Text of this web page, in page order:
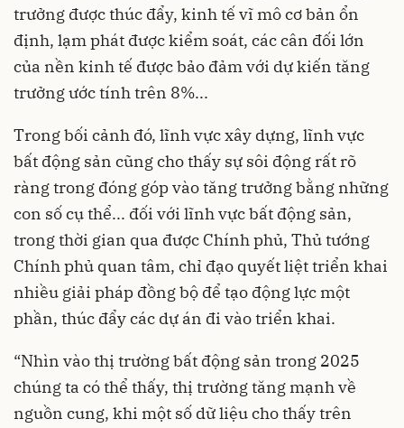
trưởng được thúc đẩy, kinh tế vĩ mô cơ bản ổn
định, lạm phát được kiểm soát, các cân đối lớn
của nền kinh tế được bảo đảm với dự kiến tăng
trưởng ước tính trên 8%...
Trong bối cảnh đó, lĩnh vực xây dựng, lĩnh vực
bất động sản cũng cho thấy sự sôi động rất rõ
ràng trong đóng góp vào tăng trưởng bằng những
con số cụ thể... đối với lĩnh vực bất động sản,
trong thời gian qua được Chính phủ, Thủ tướng
Chính phủ quan tâm, chỉ đạo quyết liệt triển khai
nhiều giải pháp đồng bộ để tạo động lực một
phần, thúc đẩy các dự án đi vào triển khai.
“Nhìn vào thị trường bất động sản trong 2025
chúng ta có thể thấy, thị trường tăng mạnh về
nguồn cung, khi một số dữ liệu cho thấy trên